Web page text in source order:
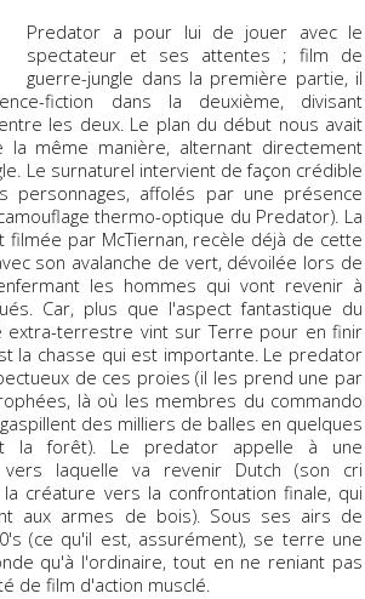
Predator a pour lui de jouer avec le
spectateur et ses attentes ; film de
guerre-jungle dans la première partie, il
fiction dans la deuxième, divisant
les deux. Le plan du début nous avait
la même manière, alternant directement
Le surnaturel intervient de façon crédible
personnages, affolés par une présence
thermo-optique du Predator). La
filmée par McTiernan, recèle déjà de cette
son avalanche de vert, dévoilée lors de
les hommes qui vont revenir à
Car, plus que l'aspect fantastique du
extra-terrestre vint sur Terre pour en finir
la chasse qui est importante. Le predator
de ces proies (il les prend une par
là où les membres du commando
des milliers de balles en quelques
la forêt). Le predator appelle à une
vers laquelle va revenir Dutch (son cri
créature vers la confrontation finale, qui
aux armes de bois). Sous ses airs de
(ce qu'il est, assurément), se terre une
qu'à l'ordinaire, tout en ne reniant pas
de film d'action musclé.